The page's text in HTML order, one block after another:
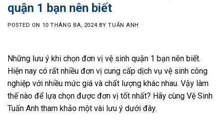
quận 1 bạn nên biết
POSTED ON 10 THÁNG BA, 2024 BYTUẤN ANH
Những lưu ý khi chọn đơn vị vệ sinh quận 1 bạn nên biết.
Hiện nay có rất nhiều đơn vị cung cấp dịch vụ vệ sinh công
nghiệp với nhiều mức giá và chất lượng khác nhau. Vậy làm
thế nào để lựa chọn được đơn vị tốt nhất? Hãy cùng Vệ Sinh
Tuấn Anh tham khảo một vài lưu ý dưới đây.